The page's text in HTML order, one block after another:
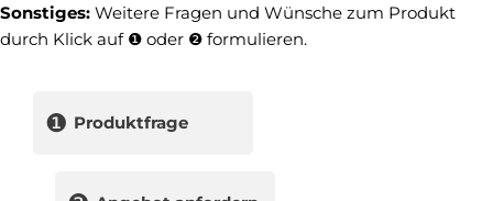
Sonstiges: Weitere Fragen und Wünsche zum Produkt
durch Klick auf ❶ oder ❷ formulieren.
❶ Produktfrage